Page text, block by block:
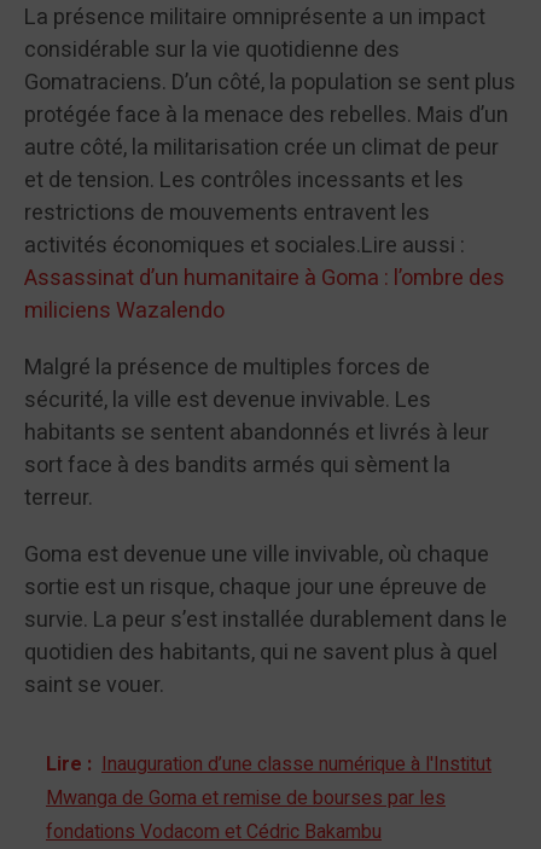
La présence militaire omniprésente a un impact
considérable sur la vie quotidienne des
Gomatraciens. D’un côté, la population se sent plus
protégée face à la menace des rebelles. Mais d’un
autre côté, la militarisation crée un climat de peur
et de tension. Les contrôles incessants et les
restrictions de mouvements entravent les
activités économiques et sociales.Lire aussi :
Assassinat d’un humanitaire à Goma : l’ombre des
miliciens Wazalendo
Malgré la présence de multiples forces de
sécurité, la ville est devenue invivable. Les
habitants se sentent abandonnés et livrés à leur
sort face à des bandits armés qui sèment la
terreur.
Goma est devenue une ville invivable, où chaque
sortie est un risque, chaque jour une épreuve de
survie. La peur s’est installée durablement dans le
quotidien des habitants, qui ne savent plus à quel
saint se vouer.
Lire : Inauguration d’une classe numérique à l'Institut
Mwanga de Goma et remise de bourses par les
fondations Vodacom et Cédric Bakambu